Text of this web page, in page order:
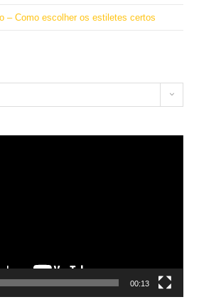
– Como escolher os estiletes certos
00:13